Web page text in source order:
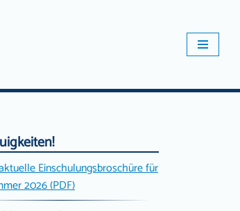
Einschulungsbroschüre für
2026 (PDF)